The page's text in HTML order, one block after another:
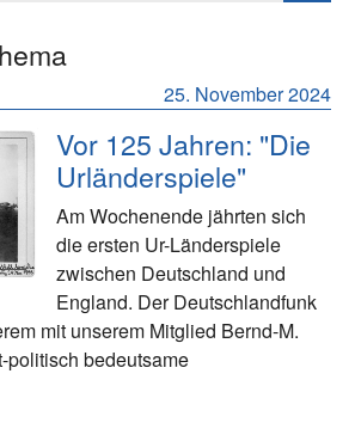
25. November 2024
Vor 125 Jahren: "Die
Urländerspiele"
Am Wochenende jährten sich
die ersten Ur-Länderspiele
zwischen Deutschland und
England. Der Deutschlandfunk
mit unserem Mitglied Bernd-M.
politisch bedeutsame